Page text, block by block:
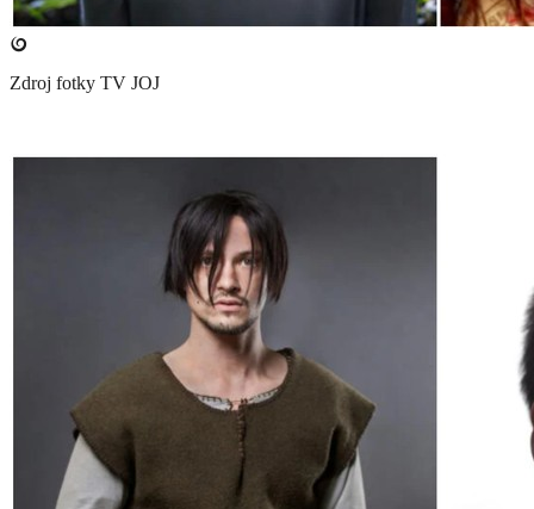
Zdroj fotky TV JOJ